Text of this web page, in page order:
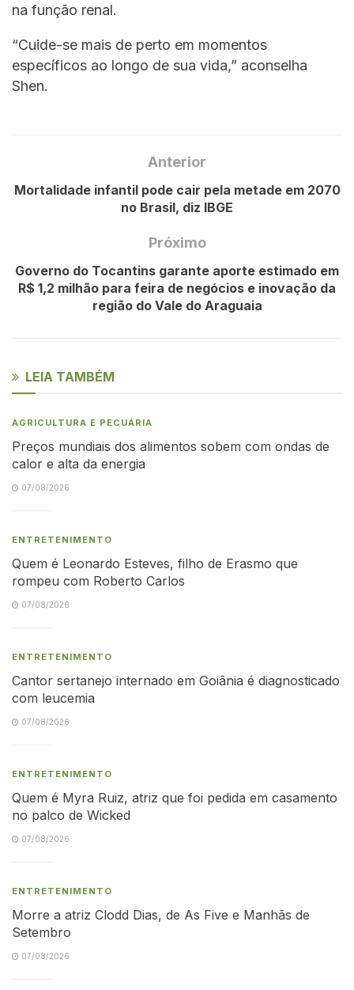
na função renal.
“Cuide-se mais de perto em momentos
específicos ao longo de sua vida,” aconselha
Shen.
Anterior
Mortalidade infantil pode cair pela metade em 2070
no Brasil, diz IBGE
Próximo
Governo do Tocantins garante aporte estimado em
R$ 1,2 milhão para feira de negócios e inovação da
região do Vale do Araguaia
LEIA TAMBÉM
AGRICULTURA E PECUÁRIA
Preços mundiais dos alimentos sobem com ondas de
calor e alta da energia
07/08/2026
ENTRETENIMENTO
Quem é Leonardo Esteves, filho de Erasmo que
rompeu com Roberto Carlos
07/08/2026
ENTRETENIMENTO
Cantor sertanejo internado em Goiânia é diagnosticado
com leucemia
07/08/2026
ENTRETENIMENTO
Quem é Myra Ruiz, atriz que foi pedida em casamento
no palco de Wicked
07/08/2026
ENTRETENIMENTO
Morre a atriz Clodd Dias, de As Five e Manhãs de
Setembro
07/08/2026